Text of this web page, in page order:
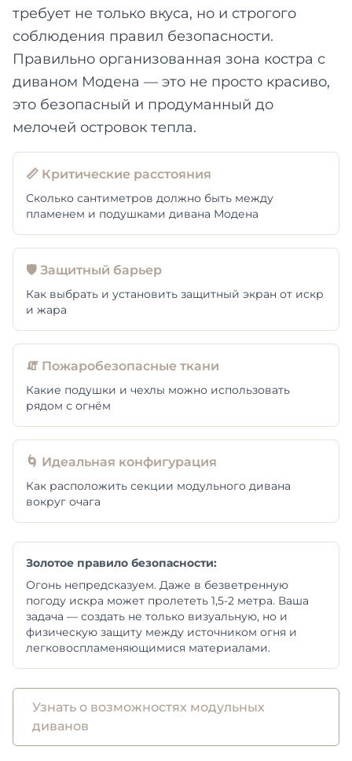
требует не только вкуса, но и строгого
соблюдения правил безопасности.
Правильно организованная зона костра с
диваном Модена — это не просто красиво,
это безопасный и продуманный до
мелочей островок тепла.
📏 Критические расстояния
Сколько сантиметров должно быть между
пламенем и подушками дивана Модена
🛡️ Защитный барьер
Как выбрать и установить защитный экран от искр
и жара
🧯 Пожаробезопасные ткани
Какие подушки и чехлы можно использовать
рядом с огнём
🌀 Идеальная конфигурация
Как расположить секции модульного дивана
вокруг очага
Золотое правило безопасности:
Огонь непредсказуем. Даже в безветренную
погоду искра может пролететь 1,5-2 метра. Ваша
задача — создать не только визуальную, но и
физическую защиту между источником огня и
легковоспламеняющимися материалами.
Узнать о возможностях модульных
диванов